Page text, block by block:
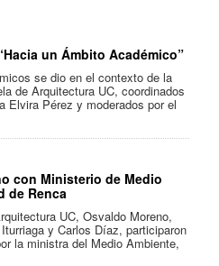
un Ámbito Académico”
se dio en el contexto de la
de Arquitectura UC, coordinados
Elvira Pérez y moderados por el
con Ministerio de Medio
de Renca
UC, Osvaldo Moreno,
y Carlos Díaz, participaron
la ministra del Medio Ambiente,